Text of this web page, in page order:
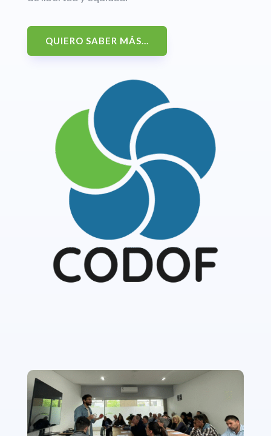
QUIERO SABER MÁS...